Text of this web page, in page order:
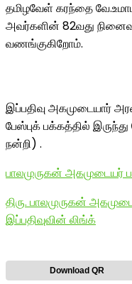
தமிழவேள் கரந்தை
அவர்களின் 82வது
வணங்குகிறோம்.
இப்பதிவு அகமுடையார்
பேஸ்புக் பக்கத்தில்
நன்றி) .
பாலமுருகன் அகமுடையர்
திரு. பாலமுருகன்
இப்பதிவுவின் லிங்க்
Download QR